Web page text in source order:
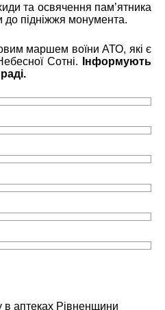
та освячення пам’ятника
до підніжжя монумента.
маршем воїни АТО, які є
Сотні.
Інформують
в аптеках Рівненщини